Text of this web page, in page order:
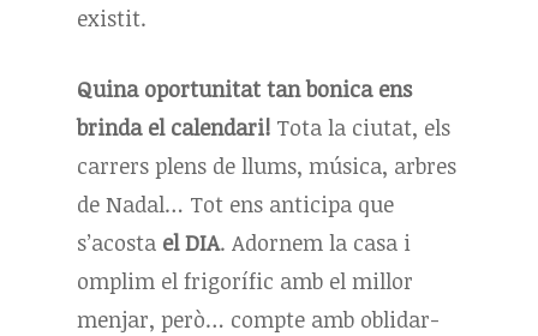
existit.
Quina oportunitat tan bonica ens
brinda el calendari! Tota la ciutat, els
carrers plens de llums, música, arbres
de Nadal… Tot ens anticipa que
s’acosta el DIA. Adornem la casa i
omplim el frigorífic amb el millor
menjar, però… compte amb oblidar-